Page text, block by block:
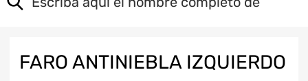
FARO ANTINIEBLA IZQUIERDO